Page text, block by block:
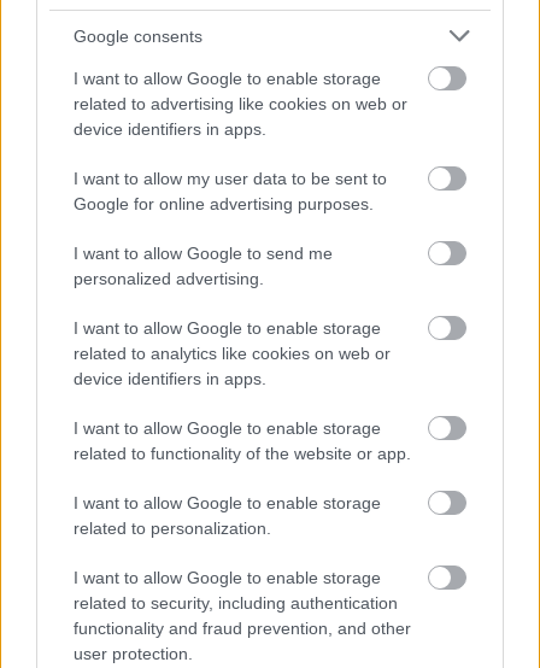
Google consents
I want to allow Google to enable storage
related to advertising like cookies on web or
device identifiers in apps.
I want to allow my user data to be sent to
Google for online advertising purposes.
I want to allow Google to send me
personalized advertising.
I want to allow Google to enable storage
related to analytics like cookies on web or
device identifiers in apps.
I want to allow Google to enable storage
related to functionality of the website or app.
I want to allow Google to enable storage
related to personalization.
I want to allow Google to enable storage
related to security, including authentication
functionality and fraud prevention, and other
user protection.
Μπες στην ομάδα των The
Antiagers
Εγγραφή στο Newsletter